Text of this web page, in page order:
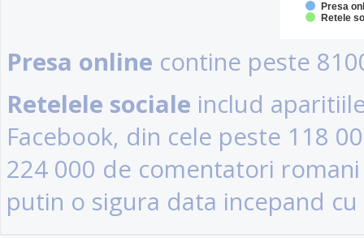
Presa
Retele
Presa online contine peste
Retelele sociale includ
Facebook, din cele peste 118
224 000 de comentatori
putin o sigura data incepand